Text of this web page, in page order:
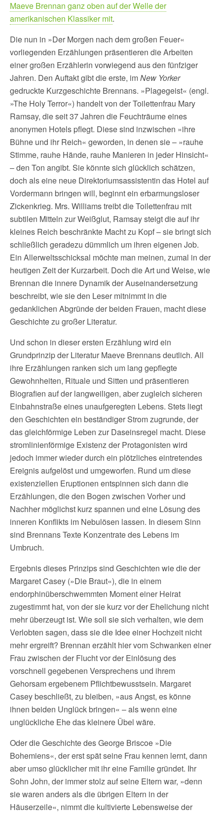
Maeve Brennan ganz oben auf der Welle der
amerikanischen Klassiker mit.
Die nun in »Der Morgen nach dem großen Feuer«
vorliegenden Erzählungen präsentieren die Arbeiten
einer großen Erzählerin vorwiegend aus den fünfziger
Jahren. Den Auftakt gibt die erste, imNew Yorker
gedruckte Kurzgeschichte Brennans. »Plagegeist« (engl.
»The Holy Terror«) handelt von der Toilettenfrau Mary
Ramsay, die seit 37 Jahren die Feuchträume eines
anonymen Hotels pflegt. Diese sind inzwischen »ihre
Bühne und ihr Reich« geworden, in denen sie – »rauhe
Stimme, rauhe Hände, rauhe Manieren in jeder Hinsicht«
– den Ton angibt. Sie könnte sich glücklich schätzen,
doch als eine neue Direktoriumsassistentin das Hotel auf
Vordermann bringen will, beginnt ein erbarmungsloser
Zickenkrieg. Mrs. Williams treibt die Toilettenfrau mit
subtilen Mitteln zur Weißglut, Ramsay steigt die auf ihr
kleines Reich beschränkte Macht zu Kopf – sie bringt sich
schließlich geradezu dümmlich um ihren eigenen Job.
Ein Allerweltsschicksal möchte man meinen, zumal in der
heutigen Zeit der Kurzarbeit. Doch die Art und Weise, wie
Brennan die innere Dynamik der Auseinandersetzung
beschreibt, wie sie den Leser mitnimmt in die
gedanklichen Abgründe der beiden Frauen, macht diese
Geschichte zu großer Literatur.
Und schon in dieser ersten Erzählung wird ein
Grundprinzip der Literatur Maeve Brennans deutlich. All
ihre Erzählungen ranken sich um lang gepflegte
Gewohnheiten, Rituale und Sitten und präsentieren
Biografien auf der langweiligen, aber zugleich sicheren
Einbahnstraße eines unaufgeregten Lebens. Stets liegt
den Geschichten ein beständiger Strom zugrunde, der
das gleichförmige Leben zur Daseinsregel macht. Diese
stromlinienförmige Existenz der Protagonisten wird
jedoch immer wieder durch ein plötzliches eintretendes
Ereignis aufgelöst und umgeworfen. Rund um diese
existenziellen Eruptionen entspinnen sich dann die
Erzählungen, die den Bogen zwischen Vorher und
Nachher möglichst kurz spannen und eine Lösung des
inneren Konflikts im Nebulösen lassen. In diesem Sinn
sind Brennans Texte Konzentrate des Lebens im
Umbruch.
Ergebnis dieses Prinzips sind Geschichten wie die der
Margaret Casey (»Die Braut«), die in einem
endorphinüberschwemmten Moment einer Heirat
zugestimmt hat, von der sie kurz vor der Ehelichung nicht
mehr überzeugt ist. Wie soll sie sich verhalten, wie dem
Verlobten sagen, dass sie die Idee einer Hochzeit nicht
mehr ergreift? Brennan erzählt hier vom Schwanken einer
Frau zwischen der Flucht vor der Einlösung des
vorschnell gegebenen Versprechens und ihrem
Gehorsam ergebenem Pflichtbewusstsein. Margaret
Casey beschließt, zu bleiben, »aus Angst, es könne
ihnen beiden Unglück bringen« – als wenn eine
unglückliche Ehe das kleinere Übel wäre.
Oder die Geschichte des George Briscoe »Die
Bohemiens«, der erst spät seine Frau kennen lernt, dann
aber umso glücklicher mit ihr eine Familie gründet. Ihr
Sohn John, der immer stolz auf seine Eltern war, »denn
sie waren anders als die übrigen Eltern in der
Häuserzeile«, nimmt die kultivierte Lebensweise der